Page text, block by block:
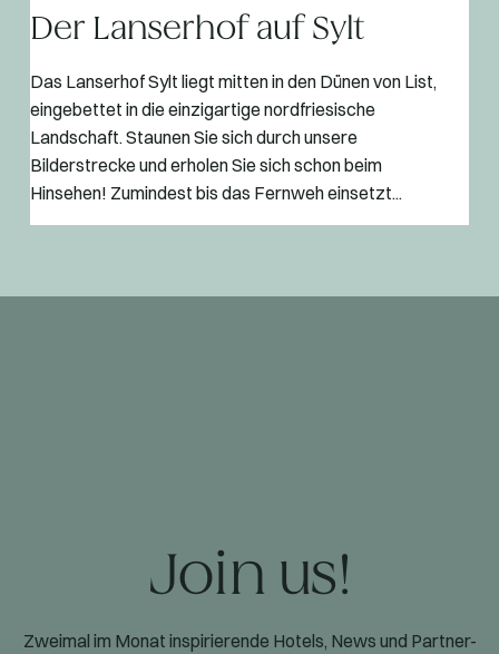
Der Lanserhof auf Sylt
Das Lanserhof Sylt liegt mitten in den Dünen von List,
eingebettet in die einzigartige nordfriesische
Landschaft. Staunen Sie sich durch unsere
Bilderstrecke und erholen Sie sich schon beim
Hinsehen! Zumindest bis das Fernweh einsetzt...
Join us!
Zweimal im Monat inspirierende Hotels, News und Partner-